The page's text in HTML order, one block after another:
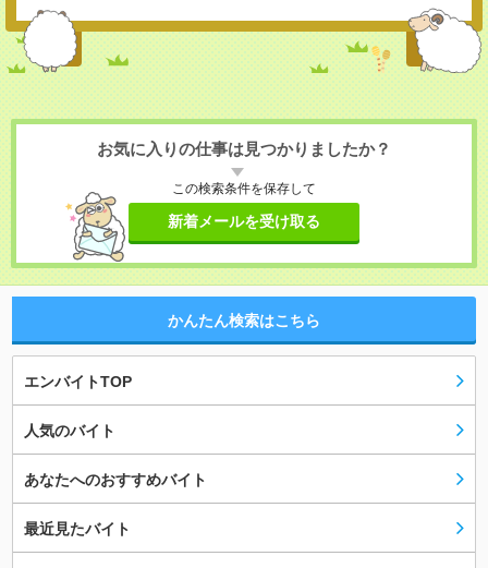
お気に入りの仕事は見つかりましたか？
この検索条件を保存して
新着メールを受け取る
かんたん検索はこちら
エンバイトTOP
人気のバイト
あなたへのおすすめバイト
最近見たバイト